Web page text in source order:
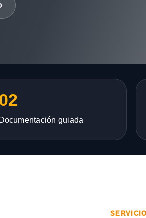
02
Documentación guiada